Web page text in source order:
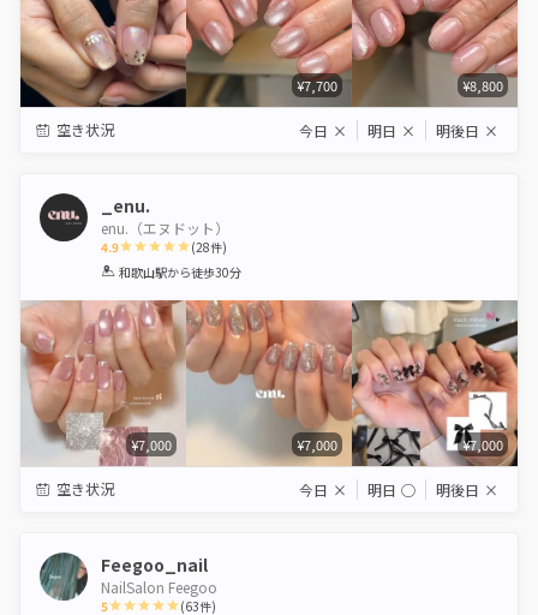
¥7,700 ¥8,800
空き状況 今日 × 明日 × 明後日 ×
_enu.
enu.（エヌドット）
4.9
1 2 3 4 5
(28件)
和歌山駅から徒歩30分
¥7,000 ¥7,000 ¥7,000
空き状況 今日 × 明日 ◯ 明後日 ×
Feegoo_nail
NailSalon Feegoo
5 (63件)